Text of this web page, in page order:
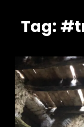
Tag: